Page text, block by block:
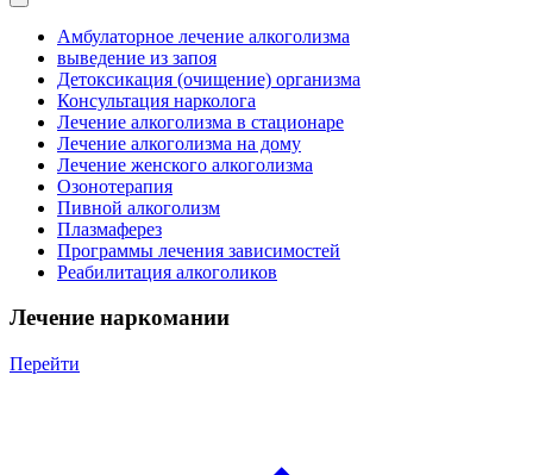
Амбулаторное лечение алкоголизма
выведение из запоя
Детоксикация (очищение) организма
Консультация нарколога
Лечение алкоголизма в стационаре
Лечение алкоголизма на дому
Лечение женского алкоголизма
Озонотерапия
Пивной алкоголизм
Плазмаферез
Программы лечения зависимостей
Реабилитация алкоголиков
Лечение наркомании
Перейти